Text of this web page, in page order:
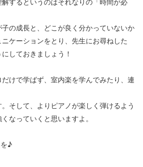
の成長と、どこが良く分かっていないか
ケーションをとり、先生にお尋ねした
しておきましょう！
けで学ばず、室内楽を学んでみたり、連
そして、よりピアノが楽しく弾けるよう
なっていくと思いますよ。
♪